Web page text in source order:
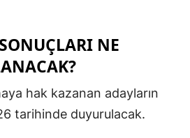
NE
hak kazanan adayların
tarihinde duyurulacak.